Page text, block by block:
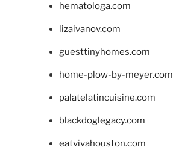
hematologa.com
lizaivanov.com
guesttinyhomes.com
home-plow-by-meyer.com
palatelatincuisine.com
blackdoglegacy.com
eatvivahouston.com